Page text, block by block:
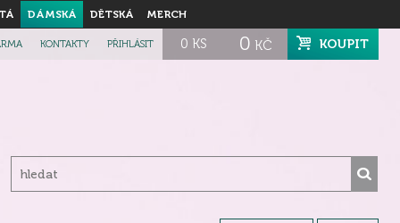
DÁMSKÁ DĚTSKÁ MERCH
0 KS 0 KČ KOUPIT
KONTAKTY PŘIHLÁSIT